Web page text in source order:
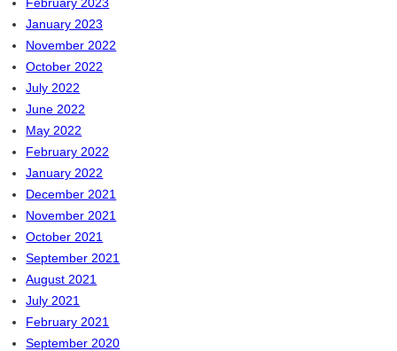
January 2023
November 2022
October 2022
July 2022
June 2022
May 2022
February 2022
January 2022
December 2021
November 2021
October 2021
September 2021
August 2021
July 2021
February 2021
September 2020